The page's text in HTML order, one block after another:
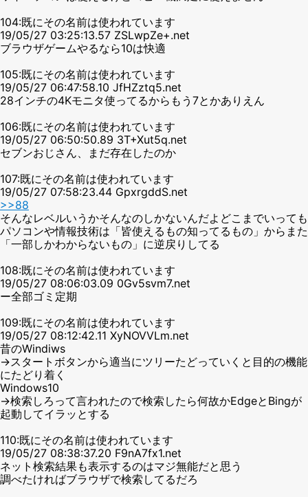
104:既にその名前は使われています
19/05/27 03:25:13.57 ZSLwpZe+.net
ブラウザゲームやるなら10は快適
105:既にその名前は使われています
19/05/27 06:47:58.10 JfHZztq5.net
28インチの4Kモニタ使ってるからもう7とかありえん
106:既にその名前は使われています
19/05/27 06:50:50.89 3T+Xut5q.net
セブンおじさん、まだ存在したのか
107:既にその名前は使われています
19/05/27 07:58:23.44 GpxrgddS.net
>>88
そんなレベルいうかそんなのしかないんだよどこまでいっても
パソコンや情報技術は「皆使えるもの知ってるもの」からまた
「一部しかわからないもの」に逆戻りしてる
108:既にその名前は使われています
19/05/27 08:06:03.09 0Gv5svm7.net
ー全部ゴミ定期
109:既にその名前は使われています
19/05/27 08:12:42.11 XyNOVVLm.net
昔のWindiws
→スタートボタンから適当にツリーたどっていくと目的の機能
にたどり着く
Windows10
→検索しろって言われたので検索したら何故かEdgeとBingが
起動してイラッとする
110:既にその名前は使われています
19/05/27 08:38:37.20 F9nA7fx1.net
ネット検索結果も表示するのはマジ無能だと思う
調べたければブラウザで検索してるだろ